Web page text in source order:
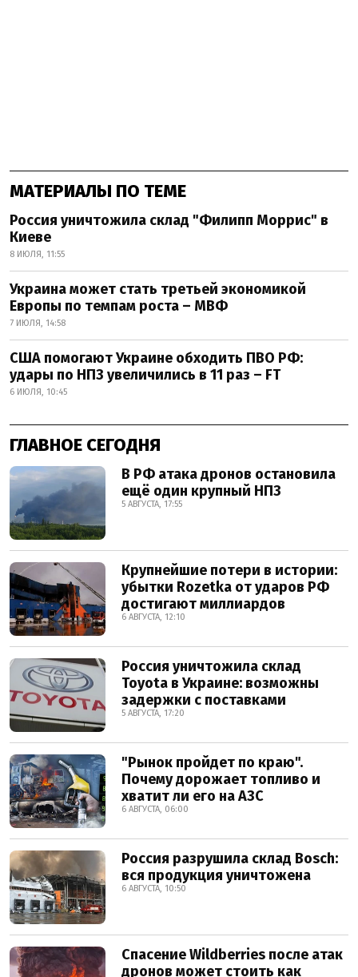
МАТЕРИАЛЫ ПО ТЕМЕ
Россия уничтожила склад "Филипп Моррис" в
Киеве
8 ИЮЛЯ, 11:55
Украина может стать третьей экономикой
Европы по темпам роста – МВФ
7 ИЮЛЯ, 14:58
США помогают Украине обходить ПВО РФ:
удары по НПЗ увеличились в 11 раз – FT
6 ИЮЛЯ, 10:45
ГЛАВНОЕ СЕГОДНЯ
В РФ атака дронов остановила
ещё один крупный НПЗ
5 АВГУСТА, 17:55
Крупнейшие потери в истории:
убытки Rozetka от ударов РФ
достигают миллиардов
6 АВГУСТА, 12:10
Россия уничтожила склад
Toyota в Украине: возможны
задержки с поставками
5 АВГУСТА, 17:20
"Рынок пройдет по краю".
Почему дорожает топливо и
хватит ли его на АЗС
6 АВГУСТА, 06:00
Россия разрушила склад Bosch:
вся продукция уничтожена
6 АВГУСТА, 10:50
Спасение Wildberries после атак
дронов может стоить как